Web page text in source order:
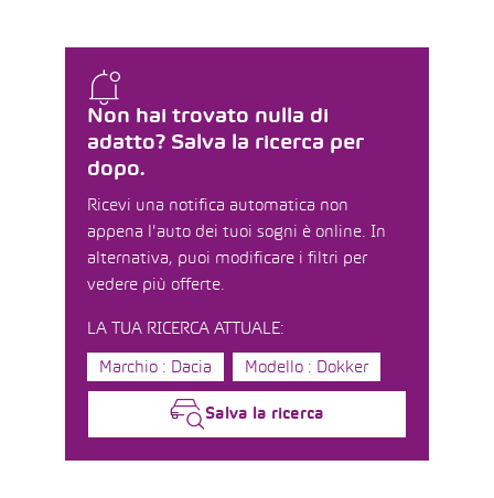
Non hai trovato nulla di
adatto? Salva la ricerca per
dopo.
Ricevi una notifica automatica non
appena l'auto dei tuoi sogni è online. In
alternativa, puoi modificare i filtri per
vedere più offerte.
LA TUA RICERCA ATTUALE:
Marchio : Dacia Modello : Dokker
Salva la ricerca